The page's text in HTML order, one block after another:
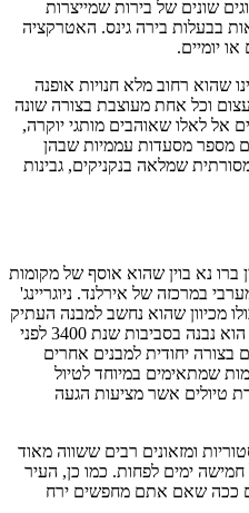
שונים של בירות שמייצרות
בבעלות בירה גינס. האטרקציה
יומיים.
שהוא רחוב מלא חנויות אופנה
וכל אחת מעוצבת בצורה שונה
אל לאלו שאוהבים מותגי יוקרה,
מספר מסעדות עממיות שבהן
שמלאה בנקניקים, גבינות
ברו נא בוין שהוא אוסף של מקומות
במרכזה של אירלנד. ניוגריינג'
מכיוון שהוא נחשב למבנה העתיק
ביותר בעולם שנתגלה. לפי ההערכות הוא נבנה בסביבות שנת 3400 לפני
בצורה יחודית למבנים אחרים
שמתאימים במיוחד לטיול
טיולים אשר מציעות הגעה
ומזאונים רבים ששווה מאוד
ימים לפחות. כמו כן, העיר
ככה שאם אתם מחפשים ירח